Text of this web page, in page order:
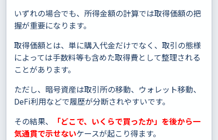
いずれの場合でも、所得金額の計算では取得価額の把
握が重要になります。
取得価額とは、単に購入代金だけでなく、取引の態様
によっては手数料等も含めた取得費として整理される
ことがあります。
ただし、暗号資産は取引所の移動、ウォレット移動、
DeFi利用などで履歴が分断されやすいです。
その結果、
「どこで、いくらで買ったか」を後から一
気通貫で示せないケースが起こり得ます。